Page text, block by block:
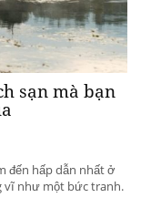
sạn mà bạn
đến hấp dẫn nhất ở
vĩ như một bức tranh.